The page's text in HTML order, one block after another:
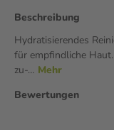
Beschreibung
Hydratisierendes
für empfindliche
zu-… Mehr
Bewertungen